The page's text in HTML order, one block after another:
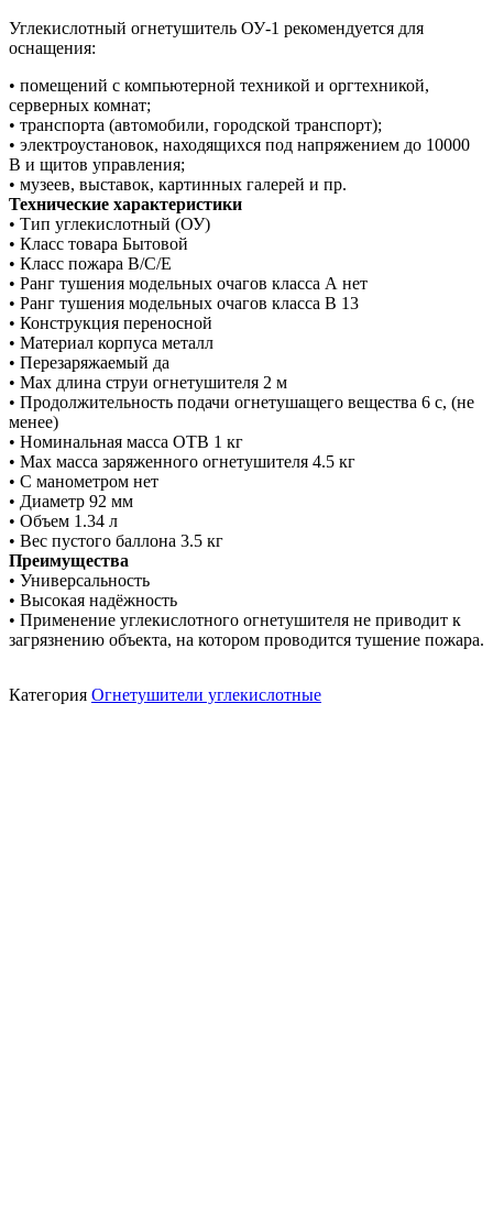
Углекислотный огнетушитель ОУ-1 рекомендуется для
оснащения:
• помещений с компьютерной техникой и оргтехникой,
серверных комнат;
• транспорта (автомобили, городской транспорт);
• электроустановок, находящихся под напряжением до 10000
В и щитов управления;
• музеев, выставок, картинных галерей и пр.
Технические характеристики
• Тип углекислотный (ОУ)
• Класс товара Бытовой
• Класс пожара В/С/Е
• Ранг тушения модельных очагов класса А нет
• Ранг тушения модельных очагов класса B 13
• Конструкция переносной
• Материал корпуса металл
• Перезаряжаемый да
• Max длина струи огнетушителя 2 м
• Продолжительность подачи огнетушащего вещества 6 с, (не
менее)
• Номинальная масса ОТВ 1 кг
• Мах масса заряженного огнетушителя 4.5 кг
• С манометром нет
• Диаметр 92 мм
• Объем 1.34 л
• Вес пустого баллона 3.5 кг
Преимущества
• Универсальность
• Высокая надёжность
• Применение углекислотного огнетушителя не приводит к
загрязнению объекта, на котором проводится тушение пожара.
Категория Огнетушители углекислотные